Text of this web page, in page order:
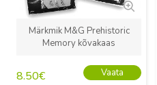
Märkmik M&G Prehistoric
Memory kõvakaas
8.50€ Vaata